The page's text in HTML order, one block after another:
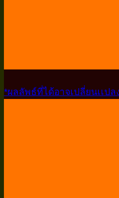
*ผลลัพธ์ที่ได้อาจเปลี่ยนเเปล